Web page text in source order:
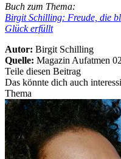
Buch zum Thema:
Birgit Schilling: Freude, die
Glück erfüllt
Autor: Birgit Schilling
Quelle: Magazin Aufatmen
Teile diesen Beitrag
Das könnte dich auch
Thema